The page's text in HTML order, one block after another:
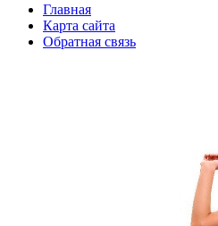
Главная
Карта сайта
Обратная связь